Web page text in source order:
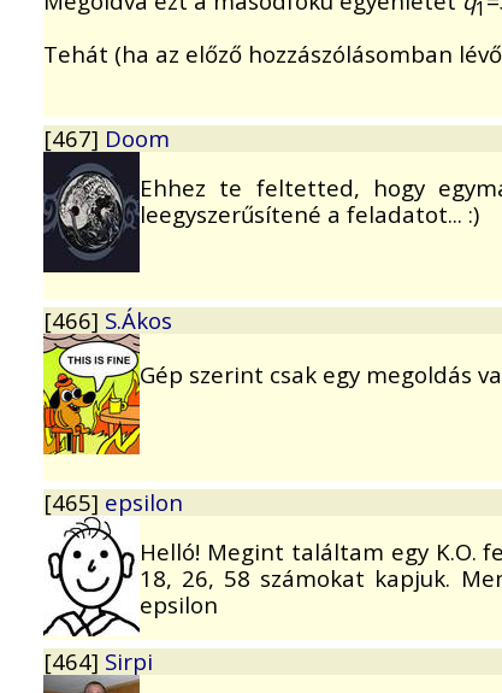
1
Tehát (ha az előző hozzászólásomban
[467] Doom
Ehhez te feltetted, hogy
leegyszerűsítené a feladatot... :)
[466] S.Ákos
Gép szerint csak egy megoldás
[465] epsilon
Helló! Megint találtam egy K.O.
18, 26, 58 számokat kapjuk.
epsilon
[464] Sirpi